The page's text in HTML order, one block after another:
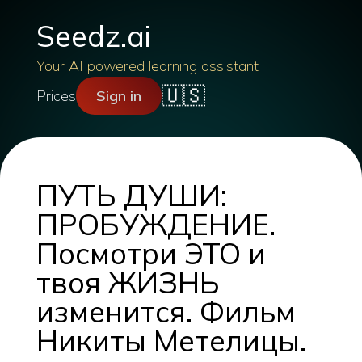
Seedz.ai
Your AI powered learning assistant
Prices
Sign in 🇺🇸
ПУТЬ ДУШИ:
ПРОБУЖДЕНИЕ.
Посмотри ЭТО и
твоя ЖИЗНЬ
изменится. Фильм
Никиты Метелицы.